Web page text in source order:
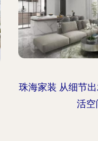
珠海家装 从细节
活空